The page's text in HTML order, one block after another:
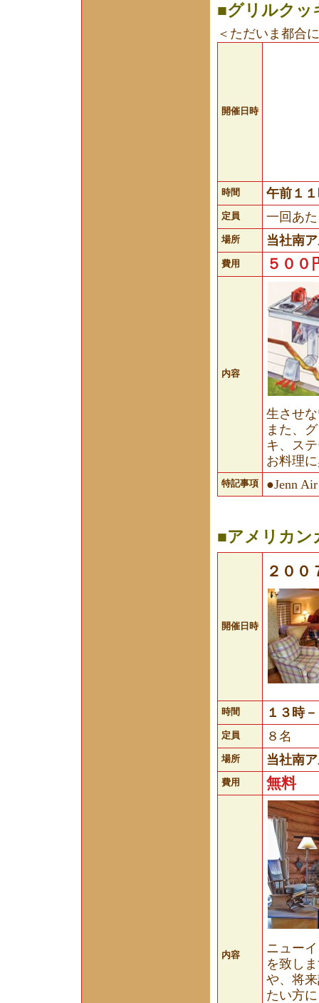
■グリルクッ
＜ただいま都合
開催日時
時間 午前１
定員 一回あ
場所 当社南
費用 ５００
内容
生させ
また、
キ、ス
お料理
特記事項 ●Jenn
■アメリカン
開催日時
２００
時間 １３時
定員 ８名
場所 当社南
費用 無料
内容
ニュー
を致し
や、将
たい方